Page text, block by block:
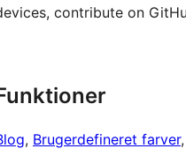
contribute on
, Brugerdefineret farver,